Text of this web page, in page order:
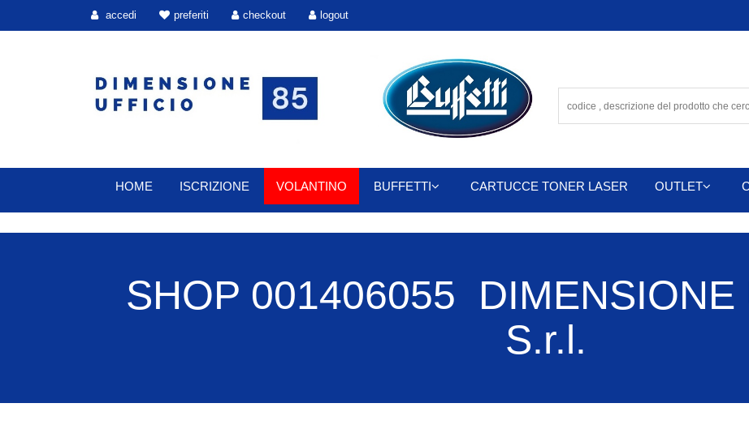
accedi preferiti checkout logout
HOME ISCRIZIONE VOLANTINO BUFFETTI CARTUCCE TONER LASER OUTLET
SHOP 001406055 DIMENSIONE
S.r.l.